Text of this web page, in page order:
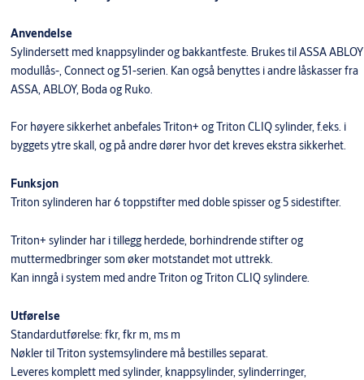
Anvendelse
Sylindersett med knappsylinder og bakkantfeste. Brukes til ASSA ABLOY
modullås-, Connect og 51-serien. Kan også benyttes i andre låskasser fra
ASSA, ABLOY, Boda og Ruko.
For høyere sikkerhet anbefales Triton+ og Triton CLIQ sylinder, f.eks. i
byggets ytre skall, og på andre dører hvor det kreves ekstra sikkerhet.
Funksjon
Triton sylinderen har 6 toppstifter med doble spisser og 5 sidestifter.
Triton+ sylinder har i tillegg herdede, borhindrende stifter og
muttermedbringer som øker motstandet mot uttrekk.
Kan inngå i system med andre Triton og Triton CLIQ sylindere.
Utførelse
Standardutførelse: fkr, fkr m, ms m
Nøkler til Triton systemsylindere må bestilles separat.
Leveres komplett med sylinder, knappsylinder, sylinderringer,